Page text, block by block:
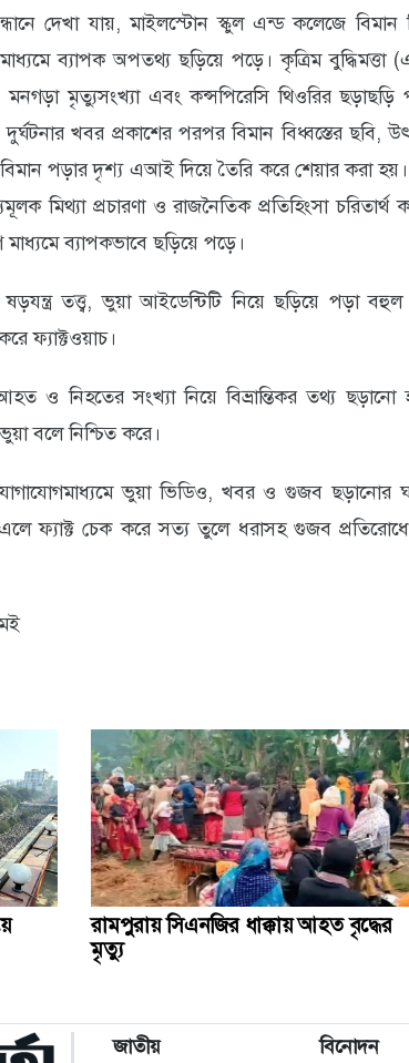
দেখা যায়, মাইলস্টোন স্কুল এন্ড কলেজে বিমান
ব্যাপক অপতথ্য ছড়িয়ে পড়ে। কৃত্রিম বুদ্ধিমত্তা
মৃত্যুসংখ্যা এবং কন্সপিরেসি থিওরির ছড়াছড়ি
খবর প্রকাশের পরপর বিমান বিধ্বস্তের ছবি,
পড়ার দৃশ্য এআই দিয়ে তৈরি করে শেয়ার করা হয়।
মিথ্যা প্রচারণা ও রাজনৈতিক প্রতিহিংসা চরিতার্থ
ব্যাপকভাবে ছড়িয়ে পড়ে।
ষড়যন্ত্র তত্ত্ব, ভুয়া আইডেন্টিটি নিয়ে ছড়িয়ে পড়া
ফ্যাক্টওয়াচ।
ও নিহতের সংখ্যা নিয়ে বিভ্রান্তিকর তথ্য ছড়ানো
বলে নিশ্চিত করে।
ভুয়া ভিডিও, খবর ও গুজব ছড়ানোর
ফ্যাক্ট চেক করে সত্য তুলে ধরাসহ গুজব
রামপুরায় সিএনজির ধাক্কায় আহত বৃদ্ধের
মৃত্যু
জাতীয় বিনোদন